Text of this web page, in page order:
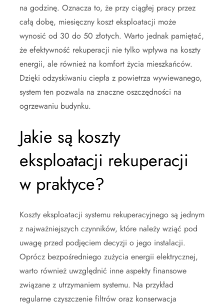
na godzinę. Oznacza to, że przy ciągłej pracy przez
całą dobę, miesięczny koszt eksploatacji może
wynosić od 30 do 50 złotych. Warto jednak pamiętać,
że efektywność rekuperacji nie tylko wpływa na koszty
energii, ale również na komfort życia mieszkańców.
Dzięki odzyskiwaniu ciepła z powietrza wywiewanego,
system ten pozwala na znaczne oszczędności na
ogrzewaniu budynku.
Jakie są koszty
eksploatacji rekuperacji
w praktyce?
Koszty eksploatacji systemu rekuperacyjnego są jednym
z najważniejszych czynników, które należy wziąć pod
uwagę przed podjęciem decyzji o jego instalacji.
Oprócz bezpośredniego zużycia energii elektrycznej,
warto również uwzględnić inne aspekty finansowe
związane z utrzymaniem systemu. Na przykład
regularne czyszczenie filtrów oraz konserwacja